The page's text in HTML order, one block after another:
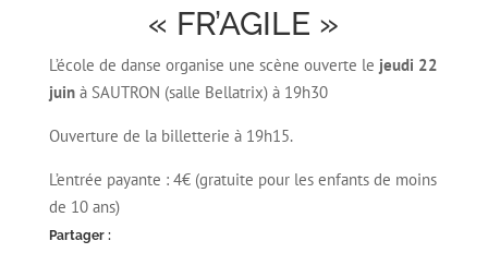
« FR’AGILE »
L’école de danse organise une scène ouverte le jeudi 22
juinà SAUTRON (salle Bellatrix) à 19h30
Ouverture de la billetterie à 19h15.
L’entrée payante : 4€ (gratuite pour les enfants de moins
de 10 ans)
Partager :